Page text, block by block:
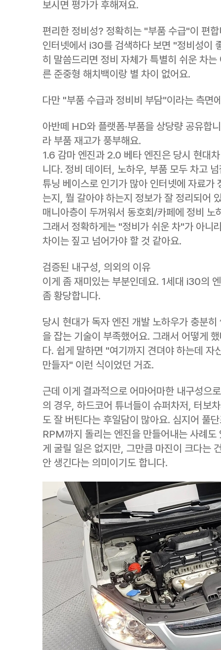
보시면 평가가 후해져요.
편리한 정비성? 정확히는 "부품 수급"이 편
인터넷에서 i30를 검색하다 보면 "정비성이
히 말씀드리면 정비 자체가 특별히 쉬운 차
른 준중형 해치백이랑 별 차이 없어요.
다만 "부품 수급과 정비비 부담"이라는 측면
아반떼 HD와 플랫폼·부품을 상당량 공유합
라 부품 재고가 풍부해요.
1.6 감마 엔진과 2.0 베타 엔진은 당시 현대
니다. 정비 데이터, 노하우, 부품 모두 차고
튜닝 베이스로 인기가 많아 인터넷에 자료가
는지, 뭘 갈아야 하는지 정보가 잘 정리되어
매니아층이 두꺼워서 동호회/카페에 정비 노
그래서 정확하게는 "정비가 쉬운 차"가 아니
차이는 짚고 넘어가야 할 것 같아요.
검증된 내구성, 의외의 이유
이게 좀 재미있는 부분인데요. 1세대 i30의
좀 황당합니다.
당시 현대가 독자 엔진 개발 노하우가 충분
을 잡는 기술이 부족했어요. 그래서 어떻게
다. 쉽게 말하면 "여기까지 견뎌야 하는데 자
만들자" 이런 식이었던 거죠.
근데 이게 결과적으로 어마어마한 내구성으
의 경우, 하드코어 튜너들이 슈퍼차저, 터보
도 잘 버틴다는 후일담이 많아요. 심지어
RPM까지 돌리는 엔진을 만들어내는 사례
게 굴릴 일은 없지만, 그만큼 마진이 크다는
안 생긴다는 의미이기도 합니다.